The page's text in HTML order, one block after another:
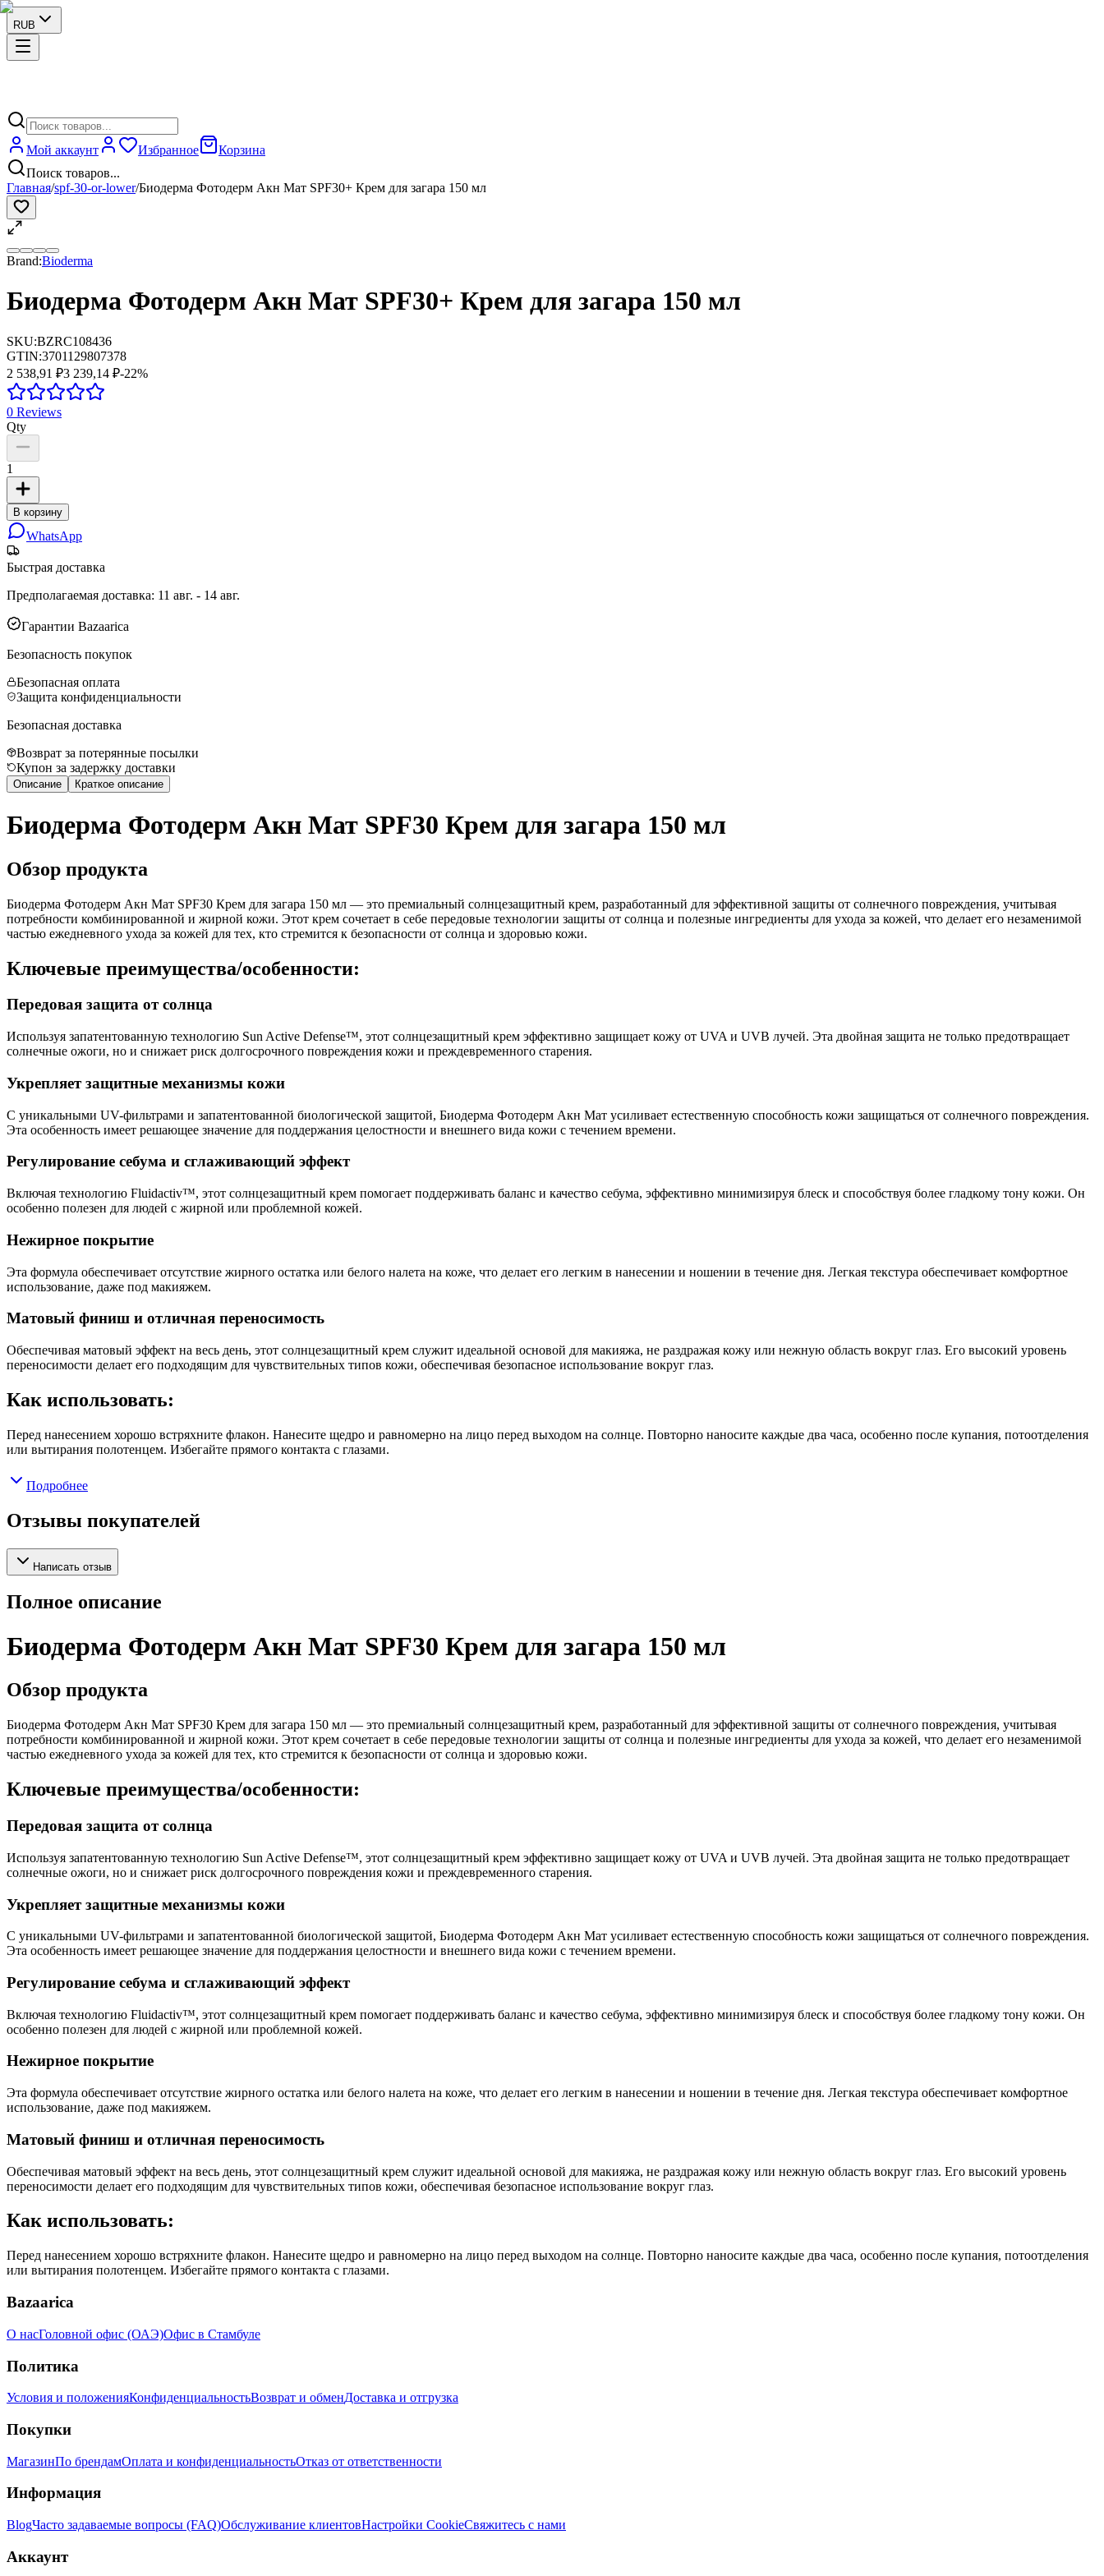
RUB
Мой аккаунт Избранное
Корзина
Поиск товаров...
Главная/spf-30-or-lower/Биодерма Фотодерм Акн Мат SPF30+ Крем для загара 150 мл
Brand:Bioderma
Биодерма Фотодерм Акн Мат SPF30+ Крем для загара 150 мл
SKU:BZRC108436
GTIN:3701129807378
2 538,91 ₽3 239,14 ₽-22%
0 Reviews
Qty
1
В корзину
WhatsApp
Быстрая доставка
Предполагаемая доставка: 11 авг. - 14 авг.
Гарантии Bazaarica
Безопасность покупок
Безопасная оплата
Защита конфиденциальности
Безопасная доставка
Возврат за потерянные посылки
Купон за задержку доставки
Описание Краткое описание
Биодерма Фотодерм Акн Мат SPF30 Крем для загара 150 мл
Обзор продукта
Биодерма Фотодерм Акн Мат SPF30 Крем для загара 150 мл — это премиальный солнцезащитный крем, разработанный для эффективной защиты от солнечного повреждения, учитывая
потребности комбинированной и жирной кожи. Этот крем сочетает в себе передовые технологии защиты от солнца и полезные ингредиенты для ухода за кожей, что делает его незаменимой
частью ежедневного ухода за кожей для тех, кто стремится к безопасности от солнца и здоровью кожи.
Ключевые преимущества/особенности:
Передовая защита от солнца
Используя запатентованную технологию Sun Active Defense™, этот солнцезащитный крем эффективно защищает кожу от UVA и UVB лучей. Эта двойная защита не только предотвращает
солнечные ожоги, но и снижает риск долгосрочного повреждения кожи и преждевременного старения.
Укрепляет защитные механизмы кожи
С уникальными UV-фильтрами и запатентованной биологической защитой, Биодерма Фотодерм Акн Мат усиливает естественную способность кожи защищаться от солнечного повреждения.
Эта особенность имеет решающее значение для поддержания целостности и внешнего вида кожи с течением времени.
Регулирование себума и сглаживающий эффект
Включая технологию Fluidactiv™, этот солнцезащитный крем помогает поддерживать баланс и качество себума, эффективно минимизируя блеск и способствуя более гладкому тону кожи. Он
особенно полезен для людей с жирной или проблемной кожей.
Нежирное покрытие
Эта формула обеспечивает отсутствие жирного остатка или белого налета на коже, что делает его легким в нанесении и ношении в течение дня. Легкая текстура обеспечивает комфортное
использование, даже под макияжем.
Матовый финиш и отличная переносимость
Обеспечивая матовый эффект на весь день, этот солнцезащитный крем служит идеальной основой для макияжа, не раздражая кожу или нежную область вокруг глаз. Его высокий уровень
переносимости делает его подходящим для чувствительных типов кожи, обеспечивая безопасное использование вокруг глаз.
Как использовать:
Перед нанесением хорошо встряхните флакон. Нанесите щедро и равномерно на лицо перед выходом на солнце. Повторно наносите каждые два часа, особенно после купания, потоотделения
или вытирания полотенцем. Избегайте прямого контакта с глазами.
Подробнее
Отзывы покупателей
Написать отзыв
Полное описание
Биодерма Фотодерм Акн Мат SPF30 Крем для загара 150 мл
Обзор продукта
Биодерма Фотодерм Акн Мат SPF30 Крем для загара 150 мл — это премиальный солнцезащитный крем, разработанный для эффективной защиты от солнечного повреждения, учитывая
потребности комбинированной и жирной кожи. Этот крем сочетает в себе передовые технологии защиты от солнца и полезные ингредиенты для ухода за кожей, что делает его незаменимой
частью ежедневного ухода за кожей для тех, кто стремится к безопасности от солнца и здоровью кожи.
Ключевые преимущества/особенности:
Передовая защита от солнца
Используя запатентованную технологию Sun Active Defense™, этот солнцезащитный крем эффективно защищает кожу от UVA и UVB лучей. Эта двойная защита не только предотвращает
солнечные ожоги, но и снижает риск долгосрочного повреждения кожи и преждевременного старения.
Укрепляет защитные механизмы кожи
С уникальными UV-фильтрами и запатентованной биологической защитой, Биодерма Фотодерм Акн Мат усиливает естественную способность кожи защищаться от солнечного повреждения.
Эта особенность имеет решающее значение для поддержания целостности и внешнего вида кожи с течением времени.
Регулирование себума и сглаживающий эффект
Включая технологию Fluidactiv™, этот солнцезащитный крем помогает поддерживать баланс и качество себума, эффективно минимизируя блеск и способствуя более гладкому тону кожи. Он
особенно полезен для людей с жирной или проблемной кожей.
Нежирное покрытие
Эта формула обеспечивает отсутствие жирного остатка или белого налета на коже, что делает его легким в нанесении и ношении в течение дня. Легкая текстура обеспечивает комфортное
использование, даже под макияжем.
Матовый финиш и отличная переносимость
Обеспечивая матовый эффект на весь день, этот солнцезащитный крем служит идеальной основой для макияжа, не раздражая кожу или нежную область вокруг глаз. Его высокий уровень
переносимости делает его подходящим для чувствительных типов кожи, обеспечивая безопасное использование вокруг глаз.
Как использовать:
Перед нанесением хорошо встряхните флакон. Нанесите щедро и равномерно на лицо перед выходом на солнце. Повторно наносите каждые два часа, особенно после купания, потоотделения
или вытирания полотенцем. Избегайте прямого контакта с глазами.
Bazaarica
О насГоловной офис (ОАЭ)Офис в Стамбуле
Политика
Условия и положенияКонфиденциальностьВозврат и обменДоставка и отгрузка
Покупки
МагазинПо брендамОплата и конфиденциальностьОтказ от ответственности
Информация
BlogЧасто задаваемые вопросы (FAQ)Обслуживание клиентовНастройки CookieСвяжитесь с нами
Аккаунт